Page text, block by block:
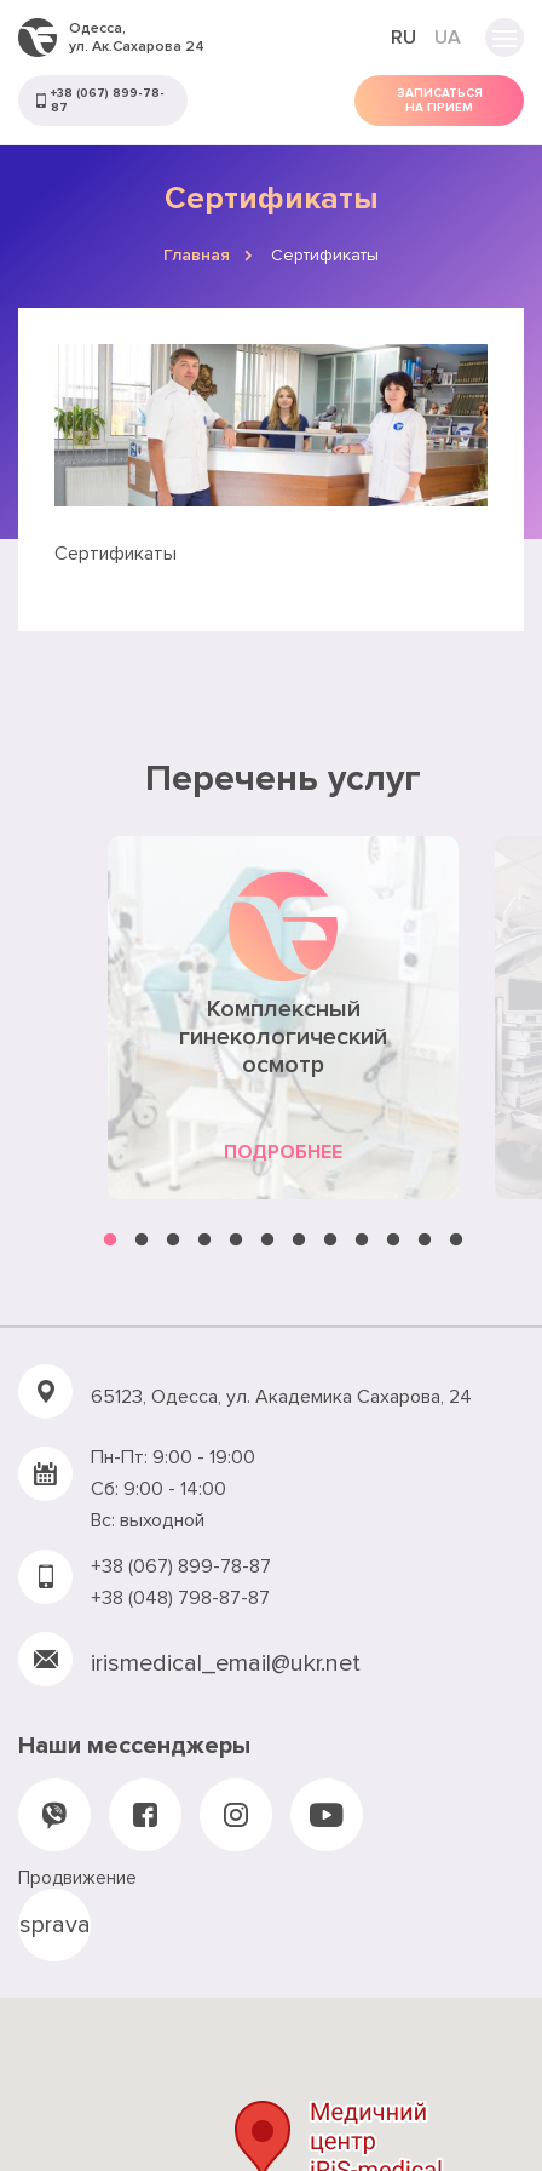
Одесса,
ул. Ак.Сахарова 24
RU UA
+38 (067) 899-78-
87
ЗАПИСАТЬСЯ
НА ПРИЕМ
Сертификаты
Главная Сертификаты
Сертификаты
Перечень услуг
Комплексный
гинекологический
осмотр
ПОДРОБНЕЕ
65123, Одесса, ул. Академика Сахарова, 24
Пн-Пт: 9:00 - 19:00
Сб: 9:00 - 14:00
Вс: выходной
+38 (067) 899-78-87
+38 (048) 798-87-87
irismedical_email@ukr.net
Наши мессенджеры
Продвижение
sprava